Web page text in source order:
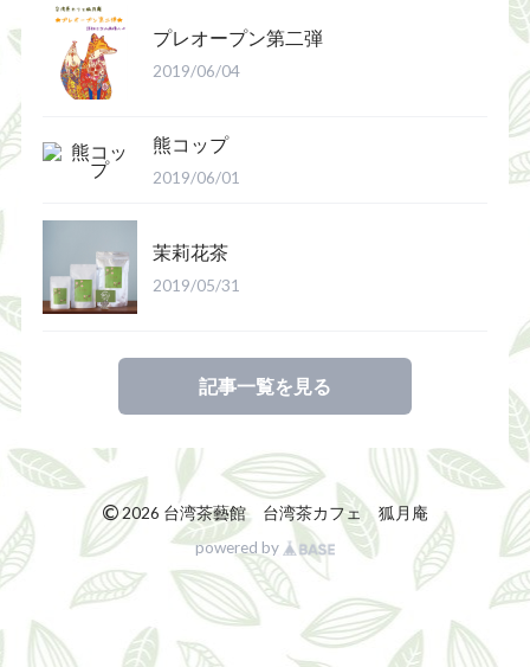
プレオープン第二弾
2019/06/04
熊コップ
2019/06/01
茉莉花茶
2019/05/31
記事一覧を見る
©2026 台湾茶藝館 台湾茶カフェ 狐月庵
powered by